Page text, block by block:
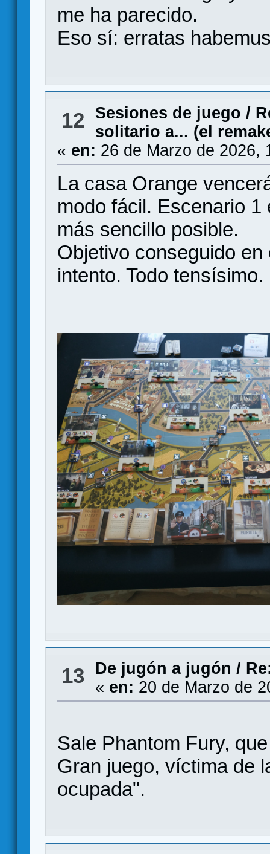
me ha parecido.
Eso sí: erratas
12 Sesiones de juego /
solitario a... (el
« en: 26 de Marzo de 2026,
La casa Orange
modo fácil. Escenario 1
más sencillo posible.
Objetivo conseguido
intento. Todo tensísimo.
13 De jugón a jugón /
« en: 20 de Marzo de
Sale Phantom Fury,
Gran juego, víctima de
ocupada".